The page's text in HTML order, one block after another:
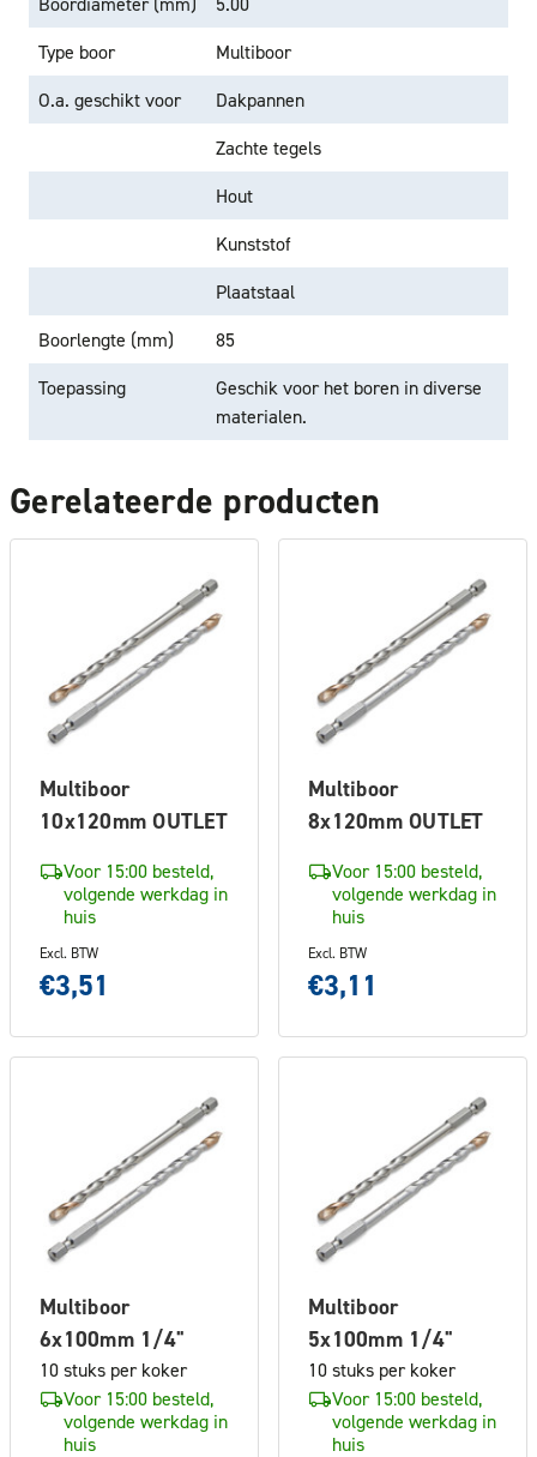
Type boor
Multiboor
O.a. geschikt voor
Dakpannen
Zachte tegels
Hout
Kunststof
Plaatstaal
Boorlengte (mm)
85
Toepassing
Geschik voor het boren in diverse
materialen.
Gerelateerde producten
Multiboor
10x120mm OUTLET
Voor 15:00 besteld,
volgende werkdag in
huis
Excl. BTW
€3,51
Multiboor
8x120mm OUTLET
Voor 15:00 besteld,
volgende werkdag in
huis
Excl. BTW
€3,11
Multiboor
6x100mm 1/4"
10 stuks per koker
Voor 15:00 besteld,
volgende werkdag in
huis
Multiboor
5x100mm 1/4"
10 stuks per koker
Voor 15:00 besteld,
volgende werkdag in
huis